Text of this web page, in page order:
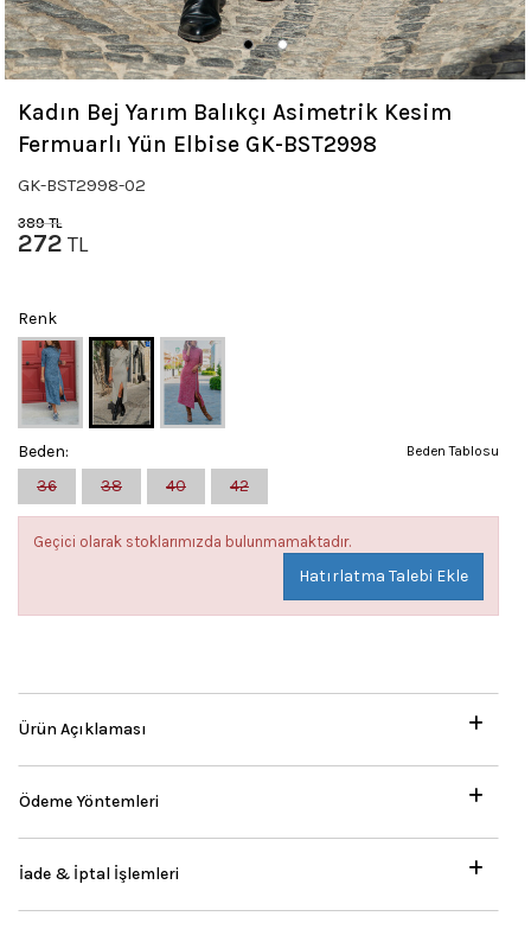
Kadın Bej Yarım Balıkçı Asimetrik Kesim
Fermuarlı Yün Elbise GK-BST2998
GK-BST2998-02
389TL
272 TL
Renk
Beden Tablosu
Beden:
36
38 40 42
Geçici olarak stoklarımızda bulunmamaktadır.
Hatırlatma Talebi Ekle
Ürün Açıklaması
Ödeme Yöntemleri
İade & İptal İşlemleri